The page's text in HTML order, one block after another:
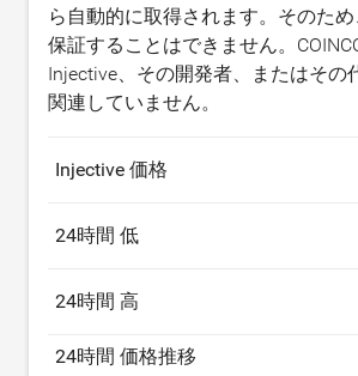
ら自動的に取得されます。そのた
保証することはできません。
Injective、その開発者、またはその
関連していません。
Injective 価格
24時間 低
24時間 高
24時間 価格推移